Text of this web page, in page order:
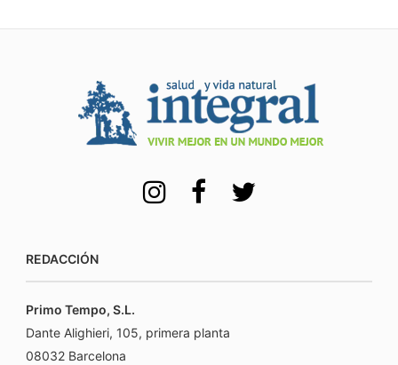
REDACCIÓN
Primo Tempo, S.L.
Dante Alighieri, 105, primera planta
08032 Barcelona